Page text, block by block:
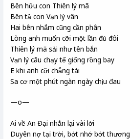
Bên hữu con Thiên lý mã
Bên tả con Vạn lý vân
Hai bên nhắm cũng cần phân
Lòng anh muốn cỡi một lần đủ đôi
Thiên lý mã sải như tên bắn
Vạn lý câu chạy tế giống rồng bay
E khi anh cỡi chẳng tài
Sa cơ một phút ngàn ngày chịu đau
—o—
Ai về An Đại nhắn lại vài lời
Duyên nợ tại trời, bớt nhớ bớt thương